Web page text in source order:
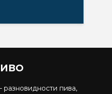
разновидности пива,